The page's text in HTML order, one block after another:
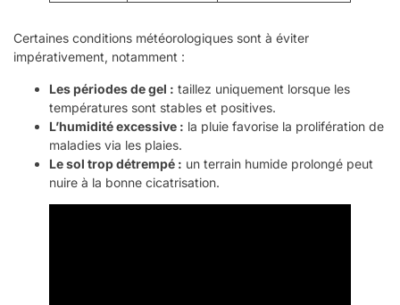
Certaines conditions météorologiques sont à éviter
impérativement, notamment :
Les périodes de gel : taillez uniquement lorsque les
températures sont stables et positives.
L’humidité excessive : la pluie favorise la prolifération de
maladies via les plaies.
Le sol trop détrempé : un terrain humide prolongé peut
nuire à la bonne cicatrisation.